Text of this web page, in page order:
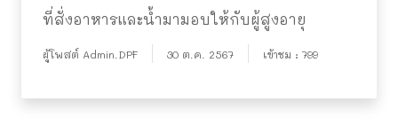
ที่สั่งอาหารและน้ำมามอบให้กับผู้สูงอายุ
ผู้โพสต์ Admin.DPF 30 ต.ค. 2567 เข้าชม : 799